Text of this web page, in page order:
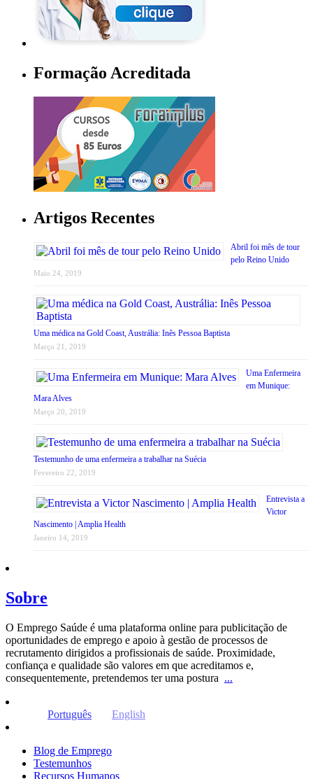
Formação Acreditada
Artigos Recentes
Abril foi mês de tour
pelo Reino Unido
Maio 24, 2019
Uma médica na Gold Coast, Austrália: Inês Pessoa Baptista
Março 21, 2019
Uma Enfermeira
em Munique:
Mara Alves
Março 20, 2019
Testemunho de uma enfermeira a trabalhar na Suécia
Fevereiro 22, 2019
Entrevista a
Victor
Nascimento | Amplia Health
Janeiro 14, 2019
Sobre
O Emprego Saúde é uma plataforma online para publicitação de
oportunidades de emprego e apoio à gestão de processos de
recrutamento dirigidos a profissionais de saúde. Proximidade,
confiança e qualidade são valores em que acreditamos e,
consequentemente, pretendemos ter uma postura ...
Português English
Blog de Emprego
Testemunhos
Recursos Humanos